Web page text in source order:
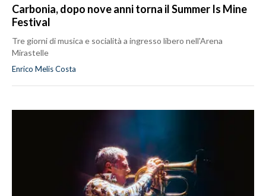
Carbonia, dopo nove anni torna il Summer Is Mine
Festival
Tre giorni di musica e socialità a ingresso libero nell'Arena
Mirastelle
Enrico Melis Costa